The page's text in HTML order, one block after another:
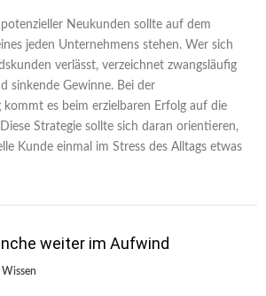
Neukunden sollte auf dem
jeden Unternehmens stehen. Wer sich
verlässt, verzeichnet zwangsläufig
sinkende Gewinne. Bei der
es beim erzielbaren Erfolg auf die
Strategie sollte sich daran orientieren,
Kunde einmal im Stress des Alltags etwas
weiter im Aufwind
Wissen